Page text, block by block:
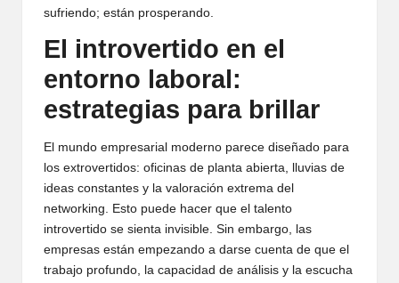
sufriendo; están prosperando.
El introvertido en el
entorno laboral:
estrategias para brillar
El mundo empresarial moderno parece diseñado para
los extrovertidos: oficinas de planta abierta, lluvias de
ideas constantes y la valoración extrema del
networking. Esto puede hacer que el talento
introvertido se sienta invisible. Sin embargo, las
empresas están empezando a darse cuenta de que el
trabajo profundo, la capacidad de análisis y la escucha